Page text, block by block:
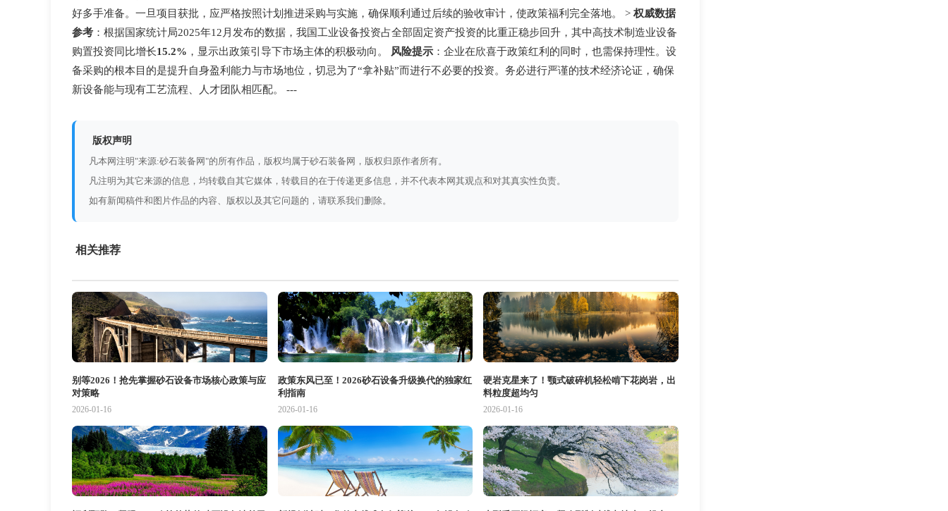
好多手准备。一旦项目获批，应严格按照计划推进采购与实施，确保顺利通过后续的验收审计，使政策福利完全落地。 > 权威数据
参考 ：根据国家统计局2025年12月发布的数据，我国工业设备投资占全部固定资产投资的比重正稳步回升，其中高技术制造业设备
购置投资同比增长15.2% ，显示出政策引导下市场主体的积极动向。 风险提示 ：企业在欣喜于政策红利的同时，也需保持理性。设
备采购的根本目的是提升自身盈利能力与市场地位，切忌为了“拿补贴”而进行不必要的投资。务必进行严谨的技术经济论证，确保
新设备能与现有工艺流程、人才团队相匹配。 ---
版权声明
凡本网注明"来源:砂石装备网"的所有作品，版权均属于砂石装备网，版权归原作者所有。
凡注明为其它来源的信息，均转载自其它媒体，转载目的在于传递更多信息，并不代表本网其观点和对其真实性负责。
如有新闻稿件和图片作品的内容、版权以及其它问题的，请联系我们删除。
相关推荐
别等2026！抢先掌握砂石设备市场核心政策与应
对策略
2026-01-16
政策东风已至！2026砂石设备升级换代的独家红
利指南
2026-01-16
硬岩克星来了！颚式破碎机轻松啃下花岗岩，出
料粒度超均匀
2026-01-16